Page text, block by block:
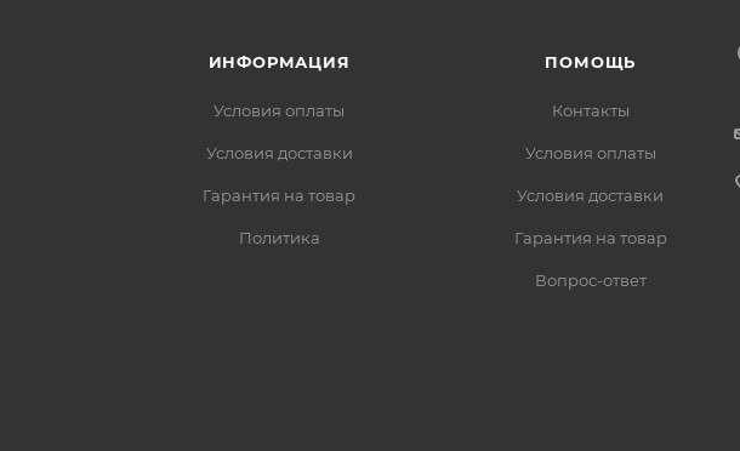
ИНФОРМАЦИЯ
Условия оплаты
Условия доставки
Гарантия на товар
Политика
ПОМОЩЬ
Контакты
Условия оплаты
Условия доставки
Гарантия на товар
Вопрос-ответ